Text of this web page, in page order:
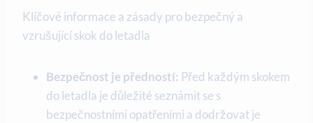
Klíčové informace a zásady pro bezpečný a
vzrušující skok do letadla
Bezpečnost je předností: Před každým skokem
do letadla je důležité seznámit se s
bezpečnostními opatřeními a dodržovat je